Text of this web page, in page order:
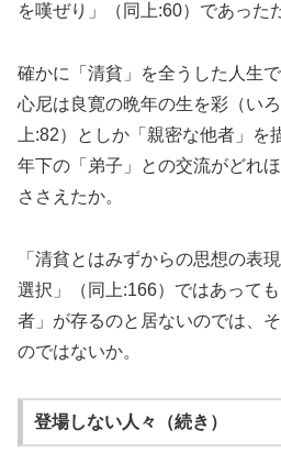
を嘆ぜり」（同上:60）であった
確かに「清貧」を全うした人生
心尼は良寛の晩年の生を彩（い
上:82）としか「親密な他者」
年下の「弟子」との交流がどれ
ささえたか。
「清貧とはみずからの思想の表
選択」（同上:166）ではあって
者」が存るのと居ないのでは、
のではないか。
登場しない人々（続き）